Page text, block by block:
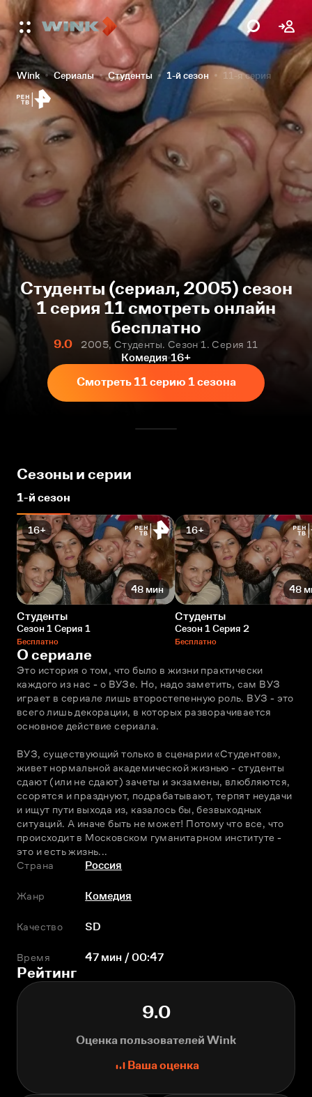
Wink Сериалы Студенты 1-й сезон 11-я серия
Студенты (сериал, 2005) сезон
1 серия 11 смотреть онлайн
бесплатно
9.0
2005, Студенты. Сезон 1. Серия 11
Комедия 16+
Смотреть 11 серию 1 сезона
Сезоны и серии
1-й сезон
16+
48 мин
Студенты
Сезон 1 Серия 1
Бесплатно
16+
48
Студенты
Сезон 1 Серия 2
Бесплатно
О сериале
Это история о том, что было в жизни практически
каждого из нас - о ВУЗе. Но, надо заметить, сам ВУЗ
играет в сериале лишь второстепенную роль. ВУЗ - это
всего лишь декорации, в которых разворачивается
основное действие сериала.
ВУЗ, существующий только в сценарии «Студентов»,
живет нормальной академической жизнью - студенты
сдают (или не сдают) зачеты и экзамены, влюбляются,
ссорятся и празднуют, подрабатывают, терпят неудачи
и ищут пути выхода из, казалось бы, безвыходных
ситуаций. А иначе быть не может! Потому что все, что
происходит в Московском гуманитарном институте -
это и есть жизнь...
Страна
Россия
Жанр Комедия
Качество SD
Время 47 мин / 00:47
Рейтинг
9.0
Оценка пользователей Wink
Ваша оценка